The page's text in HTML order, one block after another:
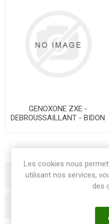
GENOXONE ZXE -
DEBROUSSAILLANT - BIDON
Catégories
Les cookies nous
utilisant nos services,
des